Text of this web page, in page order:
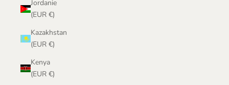
Jordanie
(EUR €)
Kazakhstan
(EUR €)
Kenya
(EUR €)